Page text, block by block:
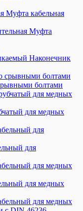
Муфта кабельная
Муфта
Наконечник
болтами
для медных
для
для медных
595
АБС-